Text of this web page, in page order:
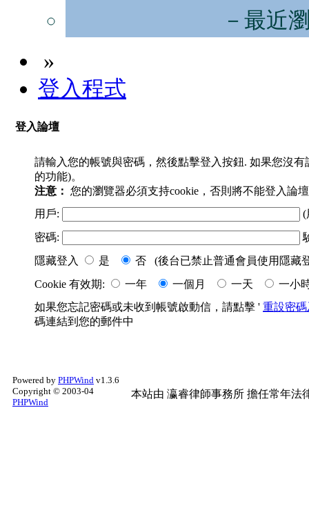
－最近
»
登入程式
登入論壇
請輸入您的帳號與密碼，然後點擊登入按鈕. 如果您沒
的功能)。
注意： 您的瀏覽器必須支持cookie，否則將不能登入論
用戶:
(
密碼:
隱藏登入
是
否 (後台已禁止普通會員使用隱藏
Cookie 有效期:
一年 一個月 一天
一小
如果您忘記密碼或未收到帳號啟動信，請點擊 ' 重設密
碼連結到您的郵件中
Powered by PHPWind v1.3.6
Copyright © 2003-04
PHPWind
本站由 瀛睿律師事務所 擔任常年法